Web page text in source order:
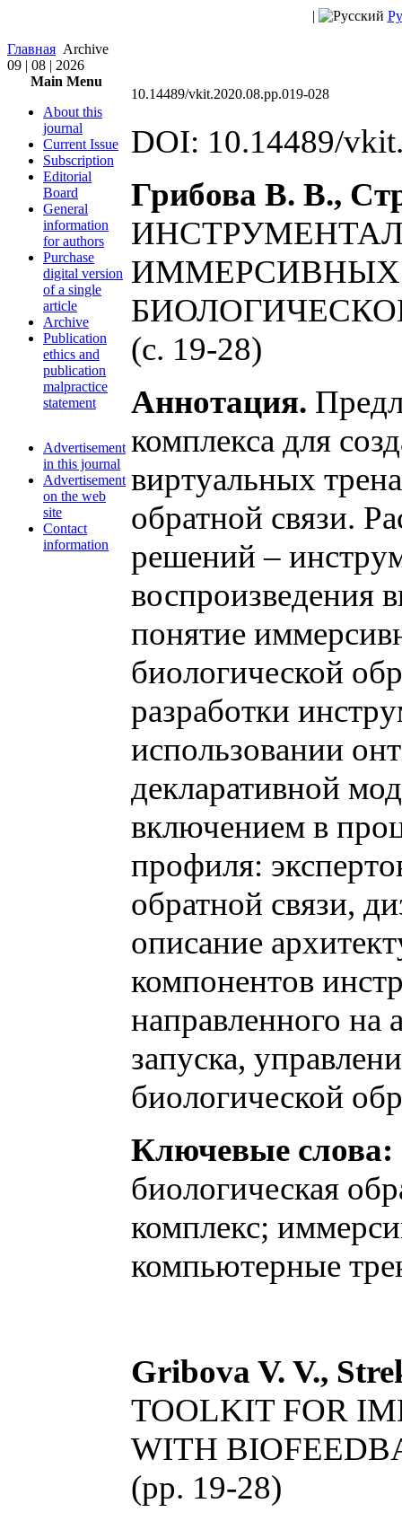
|
Главная Archive
09 | 08 | 2026
Main Menu
About this
journal
Current Issue
Subscription
Editorial
Board
General
information
for authors
Purchase
digital version
of a single
article
Archive
Publication
ethics and
publication
malpractice
statement
Advertisement
in this journal
Advertisement
on the web
site
Contact
information
10.14489/vkit.2020.08.pp.019-028
DOI: 10.14489/
Грибова В. В.,
ИММЕРСИВНЫХ
(с. 19-28)
Аннотация.
комплекса для
виртуальных
обратной связи.
решений –
воспроизведения
понятие
биологической
разработки
использовании
декларативной
включением в
профиля:
обратной связи,
описание
компонентов
направленного на
запуска,
биологической
Ключевые слова:
биологическая
комплекс;
компьютерные
Gribova V. V.,
TOOLKIT FOR
WITH
(pp. 19-28)